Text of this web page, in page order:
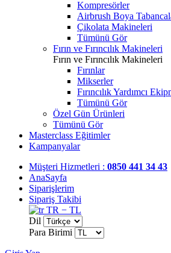
Kompresörler
Airbrush Boya
Çikolata Makineleri
Tümünü Gör
Fırın ve Fırıncılık Makineleri
Fırın ve Fırıncılık Makineleri
Fırınlar
Mikserler
Fırıncılık Yardımcı
Tümünü Gör
Özel Gün Ürünleri
Tümünü Gör
Masterclass Eğitimler
Kampanyalar
Müşteri Hizmetleri : 0850 441 34 43
AnaSayfa
Siparişlerim
Sipariş Takibi
TR − TL
Dil
Para Birimi